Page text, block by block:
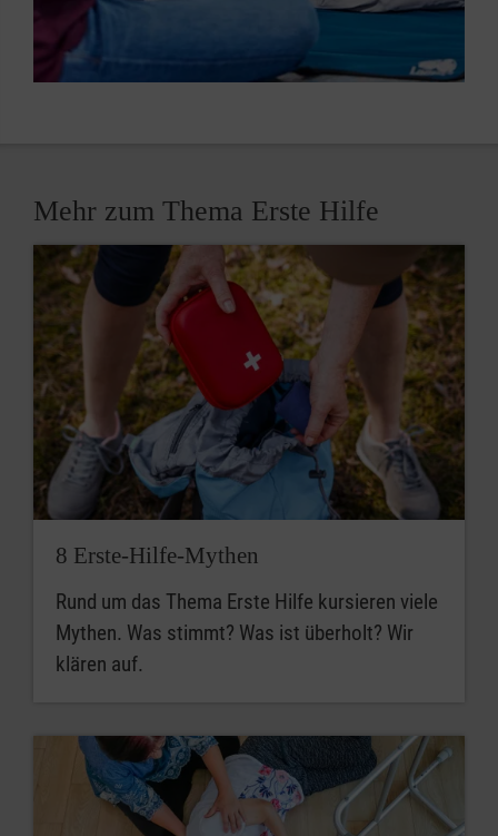
Mehr zum Thema Erste Hilfe
8 Erste-Hilfe-Mythen
Rund um das Thema Erste Hilfe kursieren viele
Mythen. Was stimmt? Was ist überholt? Wir
klären auf.